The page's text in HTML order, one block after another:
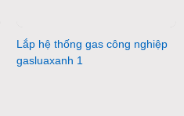
Lắp hệ thống gas công nghiệp
gasluaxanh 1